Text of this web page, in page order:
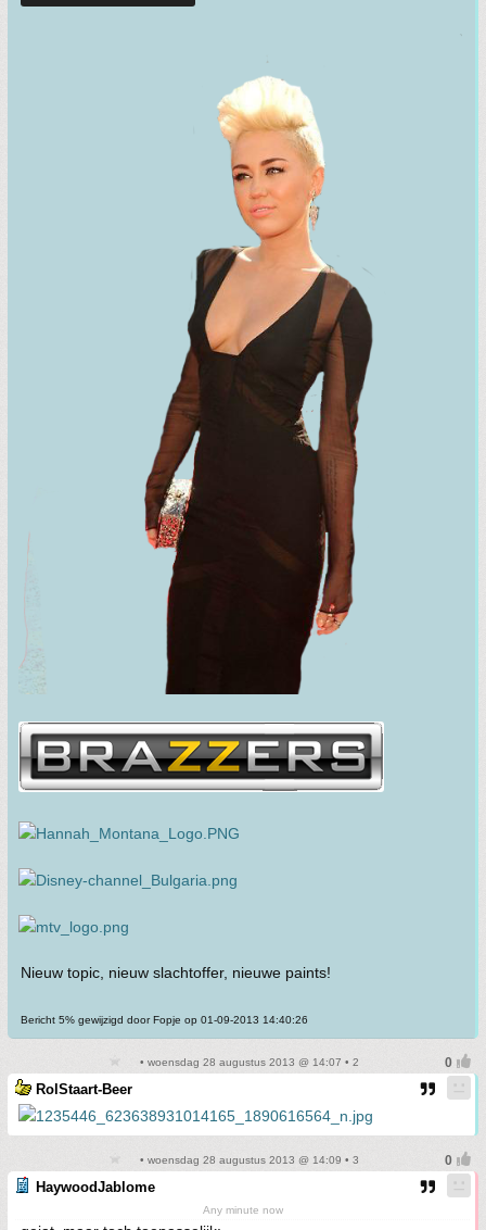
Nieuw topic, nieuw slachtoffer, nieuwe paints!
Bericht 5% gewijzigd door Fopje op 01-09-2013 14:40:26
• woensdag 28 augustus 2013 @ 14:07 • 2
RolStaart-Beer
• woensdag 28 augustus 2013 @ 14:09 • 3
HaywoodJablome
Any minute now